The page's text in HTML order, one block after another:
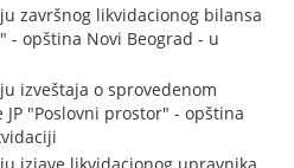
završnog likvidacionog bilansa
- opština Novi Beograd - u
izveštaja o sprovedenom
"Poslovni prostor" - opština